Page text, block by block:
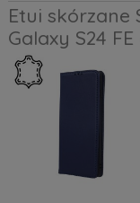
Etui skórzane
Galaxy S24